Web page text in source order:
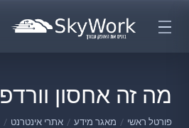
מה זה אחסון
פורטל ראשי מאגר מידע אתרי אינטרנט